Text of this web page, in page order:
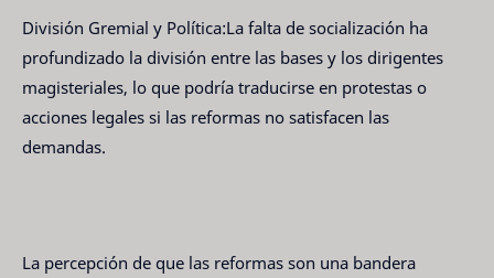
División Gremial y Política:La falta de socialización ha
profundizado la división entre las bases y los dirigentes
magisteriales, lo que podría traducirse en protestas o
acciones legales si las reformas no satisfacen las
demandas.
La percepción de que las reformas son una bandera